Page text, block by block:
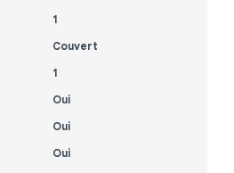
1
Couvert
1
Oui
Oui
Oui